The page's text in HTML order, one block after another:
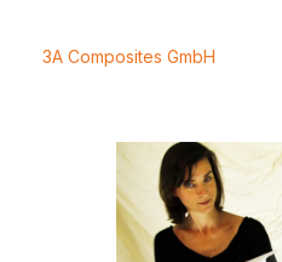
3A Composites GmbH
Bildergalerie überspringen